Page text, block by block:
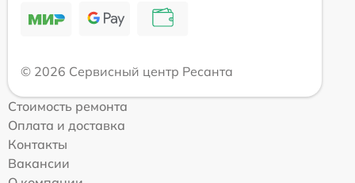
© 2026 Сервисный центр Ресанта
Стоимость ремонта
Оплата и доставка
Контакты
Вакансии